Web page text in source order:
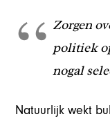
Zorgen
politiek
nogal
Natuurlijk wekt